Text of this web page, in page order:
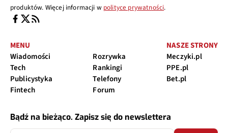
produktów. Więcej informacji w polityce prywatności.
MENU
Wiadomości
Tech
Publicystyka
Fintech
Rozrywka
Rankingi
Telefony
Forum
NASZE STRONY
Meczyki.pl
PPE.pl
Bet.pl
Bądź na bieżąco. Zapisz się do newslettera